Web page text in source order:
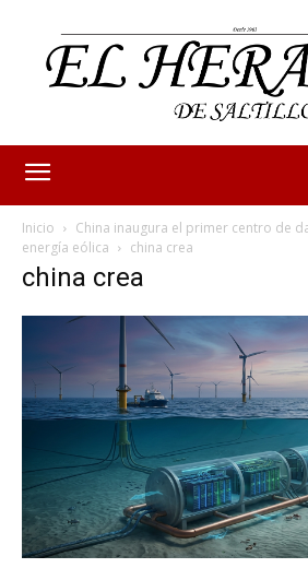
Inicio
China inaugura el primer centro de
energía eólica
china crea
china crea